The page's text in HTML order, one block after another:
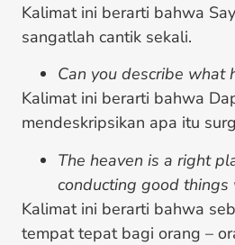
Kalimat ini berarti bahwa
sangatlah cantik sekali.
Can you describe what
Kalimat ini berarti bahwa
mendeskripsikan apa itu
The heaven is a right
conducting good
Kalimat ini berarti bahwa
tempat tepat bagi orang –